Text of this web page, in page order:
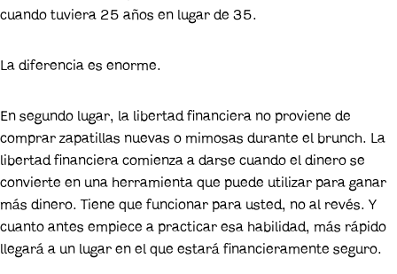
cuando tuviera 25 años en lugar de 35.
La diferencia es enorme.
En segundo lugar, la libertad financiera no proviene de
comprar zapatillas nuevas o mimosas durante el brunch. La
libertad financiera comienza a darse cuando el dinero se
convierte en una herramienta que puede utilizar para ganar
más dinero. Tiene que funcionar para usted, no al revés. Y
cuanto antes empiece a practicar esa habilidad, más rápido
llegará a un lugar en el que estará financieramente seguro.